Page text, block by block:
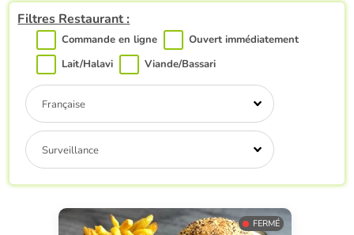
Filtres Restaurant :
Commande en ligne
Ouvert immédiatement
Lait/Halavi
Viande/Bassari
Française
Surveillance
FERMÉ